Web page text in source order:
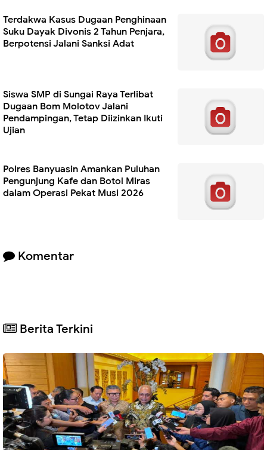
Terdakwa Kasus Dugaan Penghinaan
Suku Dayak Divonis 2 Tahun Penjara,
Berpotensi Jalani Sanksi Adat
Siswa SMP di Sungai Raya Terlibat
Dugaan Bom Molotov Jalani
Pendampingan, Tetap Diizinkan Ikuti
Ujian
Polres Banyuasin Amankan Puluhan
Pengunjung Kafe dan Botol Miras
dalam Operasi Pekat Musi 2026
Komentar
Berita Terkini